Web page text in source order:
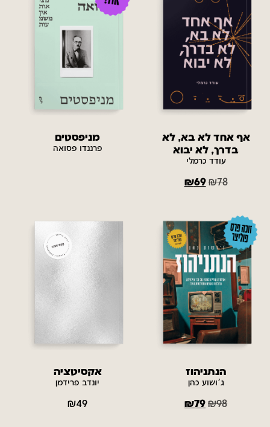
אף אחד לא בא, לא
בדרך, לא יבוא
עודד כרמלי
₪78
₪69
מניפסטים
פרננדו פסואה
הנתניהוז
ג׳ושוע כהן
₪98
₪79
אקסיטציה
יונדב פרידמן
₪49